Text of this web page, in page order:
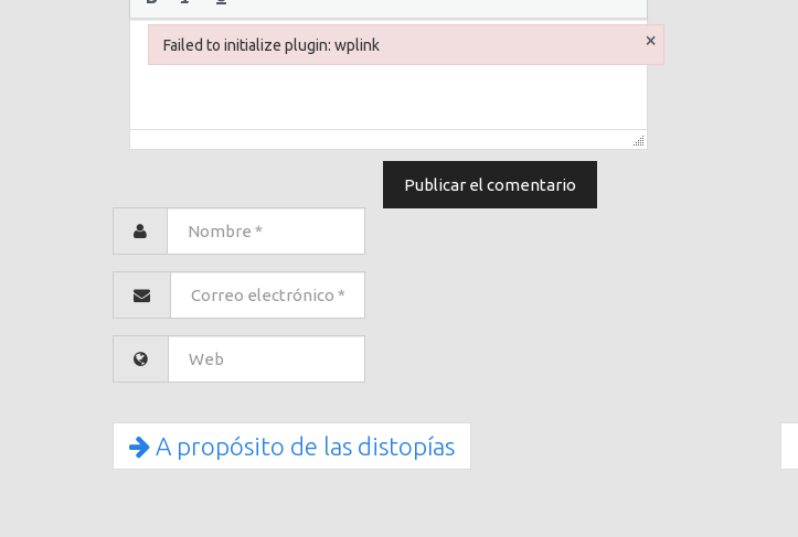
A propósito de las distopías
Failed to initialize plugin: wplink ×
Failed to initialize plugin: wplink